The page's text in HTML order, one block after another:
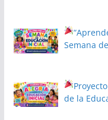
Semana
de la